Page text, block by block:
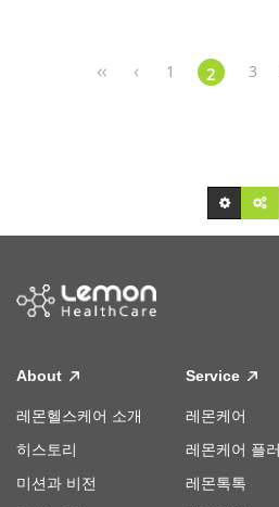
1 2 3
About
레몬헬스케어 소개
히스토리
미션과 비전
Service
레몬케어
레몬케어 플
레몬톡톡